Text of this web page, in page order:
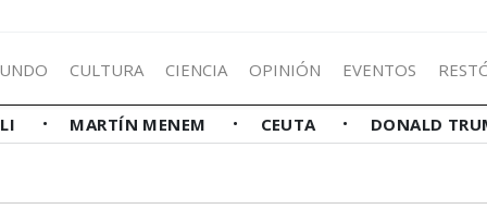
CULTURA CIENCIA OPINIÓN EVENTOS
MARTÍN MENEM CEUTA DONALD